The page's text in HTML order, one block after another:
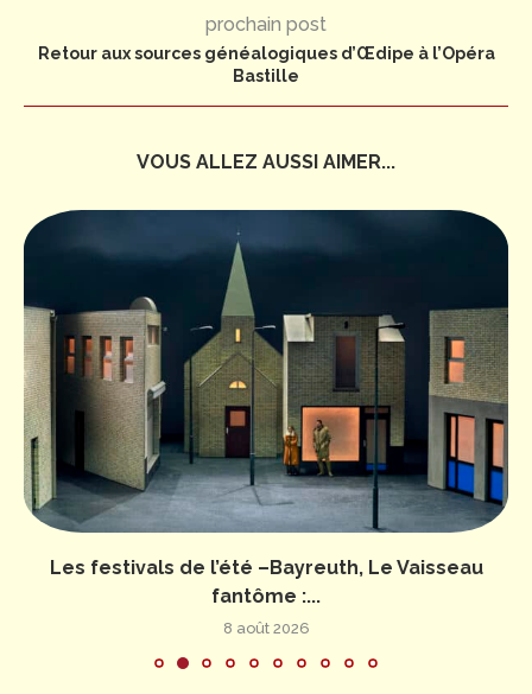
prochain post
Retour aux sources généalogiques d’Œdipe à l’Opéra
Bastille
VOUS ALLEZ AUSSI AIMER...
Les festivals de l’été –Bayreuth, Le Vaisseau
fantôme :...
8 août 2026